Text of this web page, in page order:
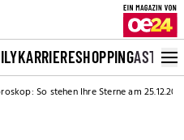
KARRIERESHOPPINGASTRO
So stehen Ihre Sterne am